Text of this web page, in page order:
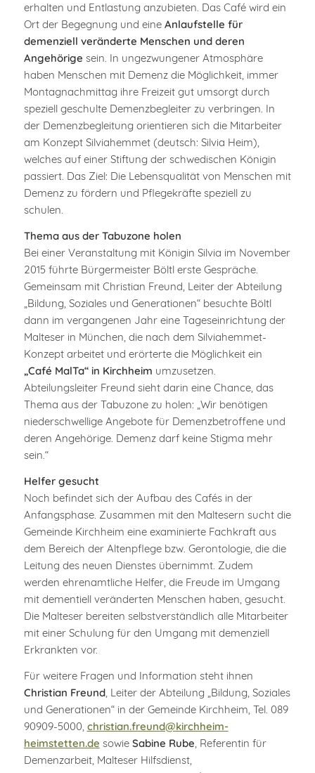
erhalten und Entlastung anzubieten. Das Café wird ein
Ort der Begegnung und eine Anlaufstelle für
demenziell veränderte Menschen und deren
Angehörige sein. In ungezwungener Atmosphäre
haben Menschen mit Demenz die Möglichkeit, immer
Montagnachmittag ihre Freizeit gut umsorgt durch
speziell geschulte Demenzbegleiter zu verbringen. In
der Demenzbegleitung orientieren sich die Mitarbeiter
am Konzept Silviahemmet (deutsch: Silvia Heim),
welches auf einer Stiftung der schwedischen Königin
passiert. Das Ziel: Die Lebensqualität von Menschen mit
Demenz zu fördern und Pflegekräfte speziell zu
schulen.
Thema aus der Tabuzone holen
Bei einer Veranstaltung mit Königin Silvia im November
2015 führte Bürgermeister Böltl erste Gespräche.
Gemeinsam mit Christian Freund, Leiter der Abteilung
„Bildung, Soziales und Generationen“ besuchte Böltl
dann im vergangenen Jahr eine Tageseinrichtung der
Malteser in München, die nach dem Silviahemmet-
Konzept arbeitet und erörterte die Möglichkeit ein
„Café MalTa“ in Kirchheim umzusetzen.
Abteilungsleiter Freund sieht darin eine Chance, das
Thema aus der Tabuzone zu holen: „Wir benötigen
niederschwellige Angebote für Demenzbetroffene und
deren Angehörige. Demenz darf keine Stigma mehr
sein.“
Helfer gesucht
Noch befindet sich der Aufbau des Cafés in der
Anfangsphase. Zusammen mit den Maltesern sucht die
Gemeinde Kirchheim eine examinierte Fachkraft aus
dem Bereich der Altenpflege bzw. Gerontologie, die die
Leitung des neuen Dienstes übernimmt. Zudem
werden ehrenamtliche Helfer, die Freude im Umgang
mit dementiell veränderten Menschen haben, gesucht.
Die Malteser bereiten selbstverständlich alle Mitarbeiter
mit einer Schulung für den Umgang mit demenziell
Erkrankten vor.
Für weitere Fragen und Information steht ihnen
Christian Freund, Leiter der Abteilung „Bildung, Soziales
und Generationen“ in der Gemeinde Kirchheim, Tel. 089
90909-5000, christian.freund@kirchheim-
heimstetten.de sowie Sabine Rube , Referentin für
Demenzarbeit, Malteser Hilfsdienst,